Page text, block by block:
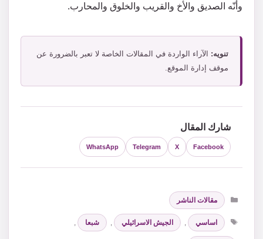
وأنّه الصديق والأخ والقريب والخلوق والمحارب.
تنويه: الآراء الواردة في المقالات الخاصة لا تعبر بالضرورة عن
موقف إدارة الموقع.
شارك المقال
Facebook
X
Telegram
WhatsApp
التصنيفات
مقالات الناشر
الوسوم
اساسي الجيش الاسرائيلي شبعا